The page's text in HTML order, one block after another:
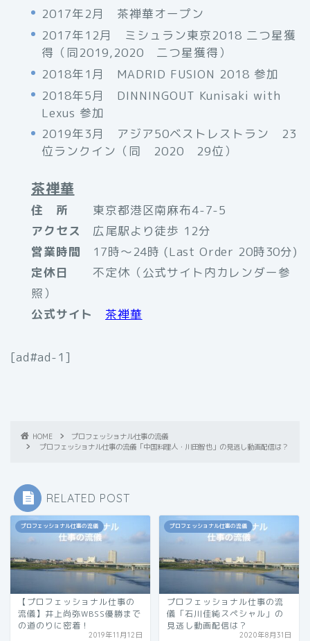
2017年2月 茶禅華オープン
2017年12月 ミシュラン東京2018 二つ星獲
得（同2019,2020 二つ星獲得）
2018年1月 MADRID FUSION 2018 参加
2018年5月 DINNINGOUT Kunisaki with
Lexus 参加
2019年3月 アジア50ベストレストラン 23
位ランクイン（同 2020 29位）
茶禅華
住 所 東京都港区南麻布4-7-5
アクセス
広尾駅より徒歩 12分
営業時間 17時～24時 (Last Order 20時30分)
定休日
不定休（公式サイト内カレンダー参
照）
公式サイト
茶禅華
[ad#ad-1]
HOME
プロフェッショナル仕事の流儀
プロフェッショナル仕事の流儀「中国料理人・川田智也」の見逃し動画配信は？
RELATED POST
プロフェッショナル仕事の流儀
【プロフェッショナル仕事の
流儀】井上尚弥WBSS優勝まで
の道のりに密着！
2019年11月12日
プロフェッショナル仕事の流儀
プロフェッショナル仕事の流
儀「石川佳純スペシャル」の
見逃し動画配信は？
2020年8月31日